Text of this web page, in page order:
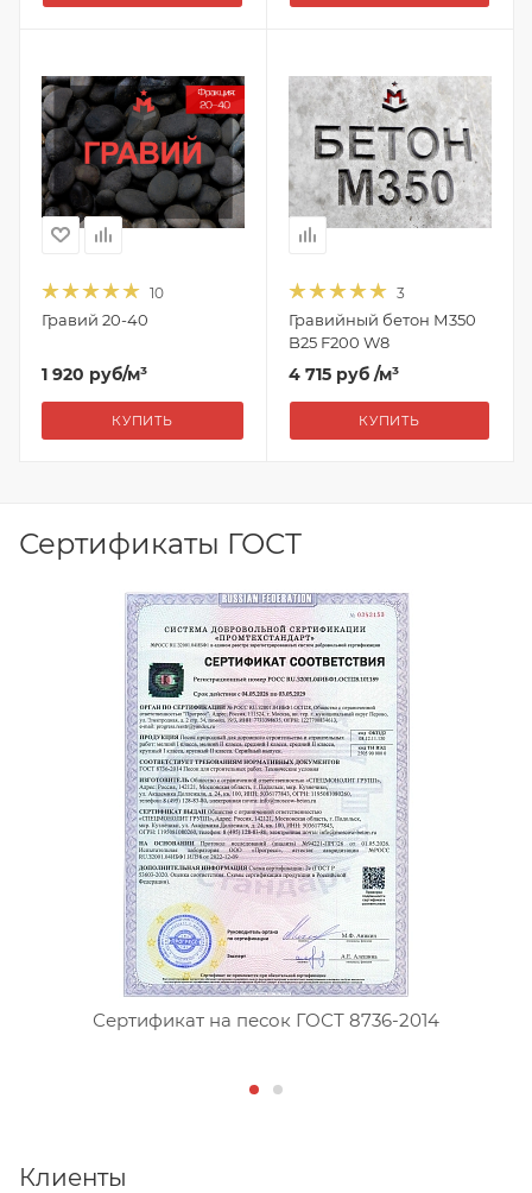
10
Гравий 20-40
1 920 руб/м³
КУПИТЬ
3
Гравийный бетон М350
B25 F200 W8
4 715 руб /м³
КУПИТЬ
Сертификаты ГОСТ
Сертификат на песок ГОСТ 8736-2014
Клиенты